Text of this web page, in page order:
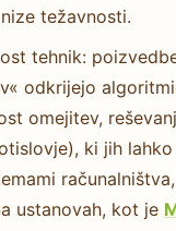
težavnosti.
tehnik:
odkrijejo
omejitev,
ki jih
ustanovah, kot je